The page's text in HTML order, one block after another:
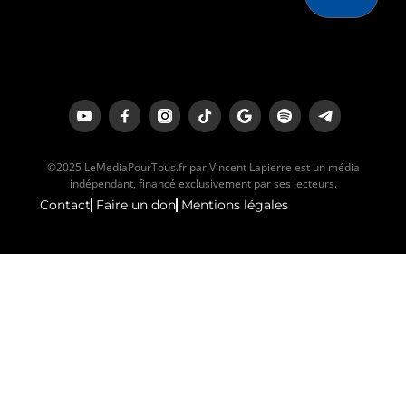
©2025 LeMediaPourTous.fr par Vincent Lapierre est un média
indépendant, financé exclusivement par ses lecteurs.
Contact Faire un don Mentions légales